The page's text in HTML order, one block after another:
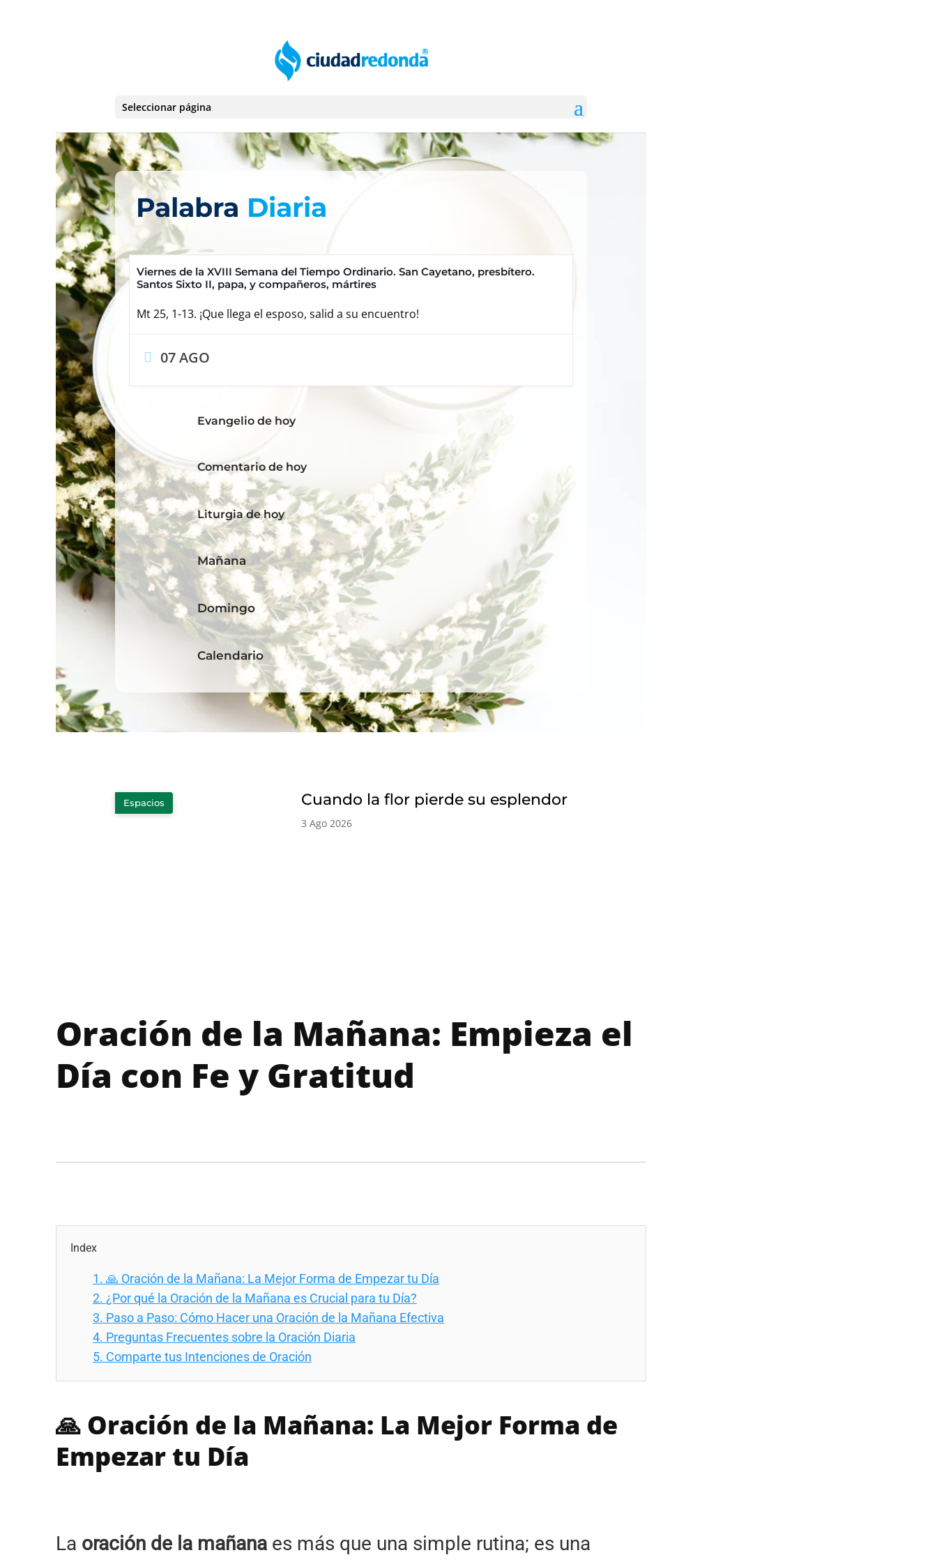
Oración de la Mañana: Empieza el
Día con Fe y Gratitud
Index
1. 🙏 Oración de la Mañana: La Mejor Forma de Empezar tu Día
2. ¿Por qué la Oración de la Mañana es Crucial para tu Día?
3. Paso a Paso: Cómo Hacer una Oración de la Mañana Efectiva
4. Preguntas Frecuentes sobre la Oración Diaria
5. Comparte tus Intenciones de Oración
🙏 Oración de la Mañana: La Mejor Forma de
Empezar tu Día
La oración de la mañana es más que una simple rutina; es una